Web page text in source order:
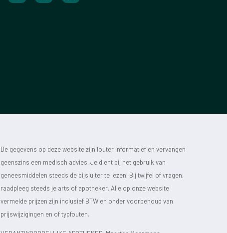
De gegevens op deze website zijn louter informatief en vervangen
geenszins een medisch advies. Je dient bij het gebruik van
geneesmiddelen steeds de bijsluiter te lezen. Bij twijfel of vragen,
raadpleeg steeds je arts of apotheker. Alle op onze website
vermelde prijzen zijn inclusief BTW en onder voorbehoud van
prijswijzigingen en of typfouten.